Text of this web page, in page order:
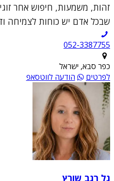
זהות, משמעות, חיפוש אחר
שבכל אדם יש כוחות לצמיחה
052-3387755
כפר סבא, ישראל
לפרטים
הודעה לווטסאפ
גל רגב שורץ